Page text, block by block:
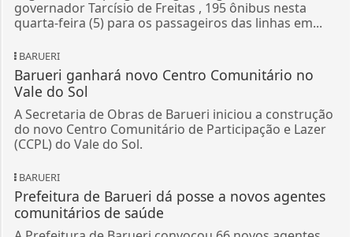
governador Tarcísio de Freitas , 195 ônibus nesta
quarta-feira (5) para os passageiros das linhas em...
BARUERI
Barueri ganhará novo Centro Comunitário no
Vale do Sol
A Secretaria de Obras de Barueri iniciou a construção
do novo Centro Comunitário de Participação e Lazer
(CCPL) do Vale do Sol.
BARUERI
Prefeitura de Barueri dá posse a novos agentes
comunitários de saúde